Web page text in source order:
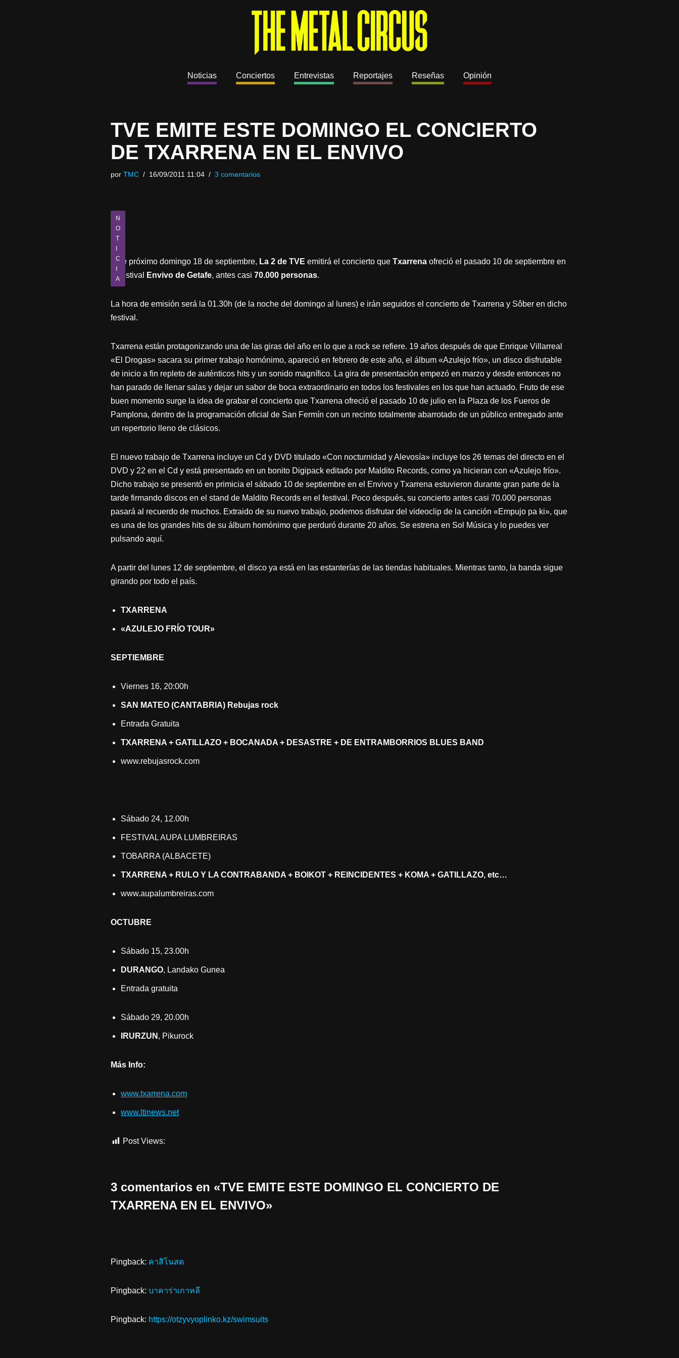
Noticias Conciertos Entrevistas Reportajes Reseñas Opinión
TVE EMITE ESTE DOMINGO EL CONCIERTO
DE TXARRENA EN EL ENVIVO
por TMC 16/09/2011 11:04 3 comentarios
N
O
T
C
A
Este próximo domingo 18 de septiembre, La 2 de TVE emitirá el concierto que Txarrena ofreció el pasado 10 de septiembre en
el festival
Envivo de Getafe, antes casi 70.000 personas.
La hora de emisión será la 01.30h (de la noche del domingo al lunes) e irán seguidos el concierto de Txarrena y Sôber en dicho
festival.
Txarrena están protagonizando una de las giras del año en lo que a rock se refiere. 19 años después de que Enrique Villarreal
«El Drogas» sacara su primer trabajo homónimo, apareció en febrero de este año, el álbum «Azulejo frío», un disco disfrutable
de inicio a fin repleto de auténticos hits y un sonido magnífico. La gira de presentación empezó en marzo y desde entonces no
han parado de llenar salas y dejar un sabor de boca extraordinario en todos los festivales en los que han actuado. Fruto de ese
buen momento surge la idea de grabar el concierto que Txarrena ofreció el pasado 10 de julio en la Plaza de los Fueros de
Pamplona, dentro de la programación oficial de San Fermín con un recinto totalmente abarrotado de un público entregado ante
un repertorio lleno de clásicos.
El nuevo trabajo de Txarrena incluye un Cd y DVD titulado «Con nocturnidad y Alevosía» incluye los 26 temas del directo en el
DVD y 22 en el Cd y está presentado en un bonito Digipack editado por Maldito Records, como ya hicieran con «Azulejo frío».
Dicho trabajo se presentó en primicia el sábado 10 de septiembre en el Envivo y Txarrena estuvieron durante gran parte de la
tarde firmando discos en el stand de Maldito Records en el festival. Poco después, su concierto antes casi 70.000 personas
pasará al recuerdo de muchos. Extraido de su nuevo trabajo, podemos disfrutar del videoclip de la canción «Empujo pa ki», que
es una de los grandes hits de su álbum homónimo que perduró durante 20 años. Se estrena en Sol Música y lo puedes ver
pulsando aquí.
A partir del lunes 12 de septiembre, el disco ya está en las estanterías de las tiendas habituales. Mientras tanto, la banda sigue
girando por todo el país.
TXARRENA
«AZULEJO FRÍO TOUR»
SEPTIEMBRE
Viernes 16, 20:00h
SAN MATEO (CANTABRIA) Rebujas rock
Entrada Gratuita
TXARRENA + GATILLAZO + BOCANADA + DESASTRE + DE ENTRAMBORRIOS BLUES BAND
www.rebujasrock.com
Sábado 24, 12.00h
FESTIVAL AUPA LUMBREIRAS
TOBARRA (ALBACETE)
TXARRENA + RULO Y LA CONTRABANDA + BOIKOT + REINCIDENTES + KOMA + GATILLAZO, etc…
www.aupalumbreiras.com
OCTUBRE
Sábado 15, 23.00h
DURANGO, Landako Gunea
Entrada gratuita
Sábado 29, 20.00h
IRURZUN , Pikurock
Más Info:
www.txarrena.com
www.ltinews.net
Post Views:
3 comentarios en «TVE EMITE ESTE DOMINGO EL CONCIERTO DE
TXARRENA EN EL ENVIVO»
Pingback: คาสิโนสด
Pingback: บาคาร่าเกาหลี
Pingback: https://otzyvyoplinko.kz/swimsuits